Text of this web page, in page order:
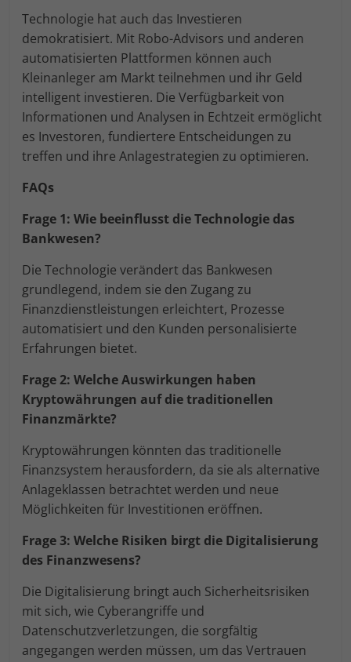
Technologie hat auch das Investieren
demokratisiert. Mit Robo-Advisors und anderen
automatisierten Plattformen können auch
Kleinanleger am Markt teilnehmen und ihr Geld
intelligent investieren. Die Verfügbarkeit von
Informationen und Analysen in Echtzeit ermöglicht
es Investoren, fundiertere Entscheidungen zu
treffen und ihre Anlagestrategien zu optimieren.
FAQs
Frage 1: Wie beeinflusst die Technologie das
Bankwesen?
Die Technologie verändert das Bankwesen
grundlegend, indem sie den Zugang zu
Finanzdienstleistungen erleichtert, Prozesse
automatisiert und den Kunden personalisierte
Erfahrungen bietet.
Frage 2: Welche Auswirkungen haben
Kryptowährungen auf die traditionellen
Finanzmärkte?
Kryptowährungen könnten das traditionelle
Finanzsystem herausfordern, da sie als alternative
Anlageklassen betrachtet werden und neue
Möglichkeiten für Investitionen eröffnen.
Frage 3: Welche Risiken birgt die Digitalisierung
des Finanzwesens?
Die Digitalisierung bringt auch Sicherheitsrisiken
mit sich, wie Cyberangriffe und
Datenschutzverletzungen, die sorgfältig
angegangen werden müssen, um das Vertrauen